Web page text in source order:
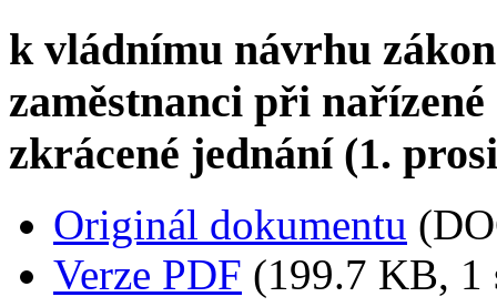
k vládnímu návrhu
zaměstnanci při
zkrácené jednání (1.
Originál dokumentu
Verze PDF (199.7 KB, 1